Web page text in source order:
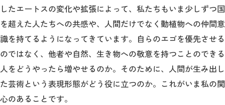
したエートスの変化や拡張によって、私たちもいま少しずつ国
を超えた人たちへの共感や、人間だけでなく動植物への仲間意
識を持てるようになってきています。自らのエゴを優先させる
のではなく、他者や自然、生き物への敬意を持つことのできる
人をどうやったら増やせるのか。そのために、人間が生み出し
た芸術という表現形態がどう役に立つのか。これがいま私の関
心のあることです。